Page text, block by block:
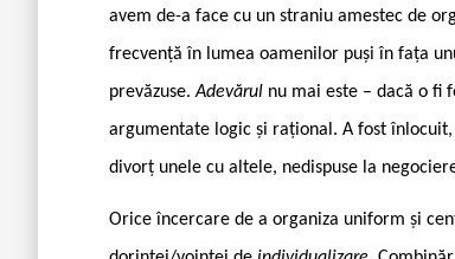
avem de-a face cu un straniu amestec de
frecvență în lumea oamenilor puși în fața
prevăzuse.Adevărul nu mai este – dacă o fi
argumentate logic și rațional. A fost
divorț unele cu altele, nedispuse la
Orice încercare de a organiza uniform și